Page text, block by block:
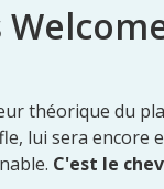
théorique du
lui sera encore
C'est le